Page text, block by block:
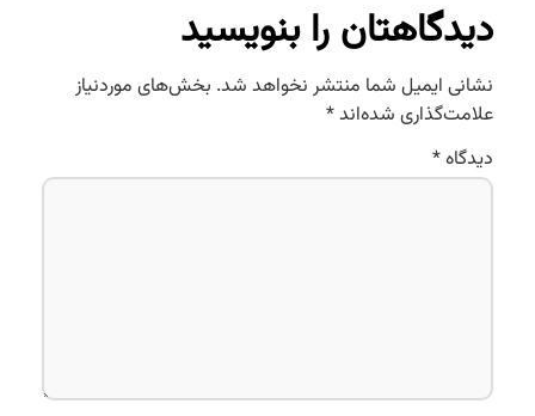
دیدگاهتان را بنویسید
نشانی ایمیل شما منتشر نخواهد شد. بخش‌های موردنیاز
علامت‌گذاری شده‌اند*
دیدگاه*